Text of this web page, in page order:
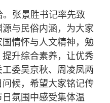
张景胜书记率先致
与民俗内涵，为大家
情怀与人文精神，勉
升综合素养，让优秀
委吴京秋、周凌凤两
候，希望大家铭记传
氛围中感受集体温